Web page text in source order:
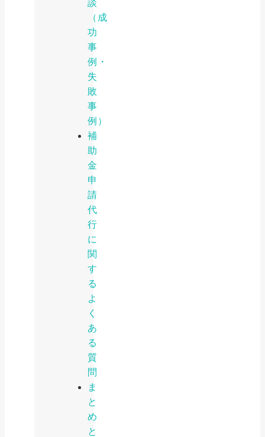
談
（成
功
事
例・
失
敗
事
例）
補
助
金
申
請
代
行
に
関
す
る
よ
く
あ
る
質
問
ま
と
め
と